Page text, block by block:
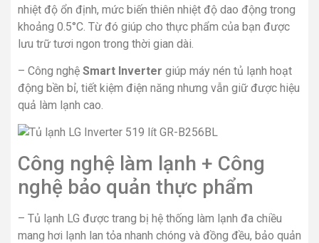
nhiệt độ ổn định, mức biến thiên nhiệt độ dao động trong
khoảng 0.5°C. Từ đó giúp cho thực phẩm của bạn được
lưu trữ tươi ngon trong thời gian dài.
– Công nghệ Smart Inverter giúp máy nén tủ lạnh hoạt
động bền bỉ, tiết kiệm điện năng nhưng vẫn giữ được hiệu
quả làm lạnh cao.
Công nghệ làm lạnh + Công
nghệ bảo quản thực phẩm
– Tủ lạnh LG được trang bị hệ thống làm lạnh đa chiều
mang hơi lạnh lan tỏa nhanh chóng và đồng đều, bảo quản